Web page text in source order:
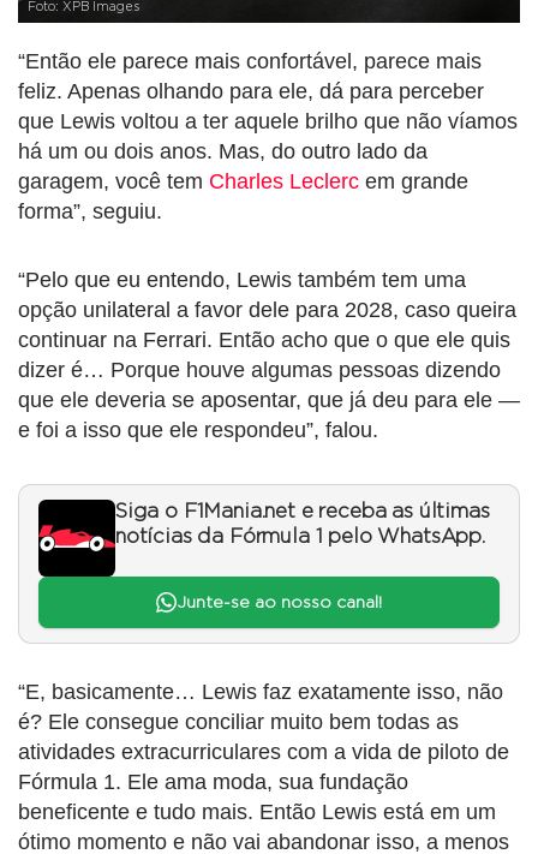
Foto: XPB Images
“Então ele parece mais confortável, parece mais
feliz. Apenas olhando para ele, dá para perceber
que Lewis voltou a ter aquele brilho que não víamos
há um ou dois anos. Mas, do outro lado da
garagem, você tem Charles Leclerc em grande
forma”, seguiu.
“Pelo que eu entendo, Lewis também tem uma
opção unilateral a favor dele para 2028, caso queira
continuar na Ferrari. Então acho que o que ele quis
dizer é… Porque houve algumas pessoas dizendo
que ele deveria se aposentar, que já deu para ele —
e foi a isso que ele respondeu”, falou.
Siga o F1Mania.net e receba as últimas
notícias da Fórmula 1 pelo WhatsApp.
Junte-se ao nosso canal!
“E, basicamente… Lewis faz exatamente isso, não
é? Ele consegue conciliar muito bem todas as
atividades extracurriculares com a vida de piloto de
Fórmula 1. Ele ama moda, sua fundação
beneficente e tudo mais. Então Lewis está em um
ótimo momento e não vai abandonar isso, a menos